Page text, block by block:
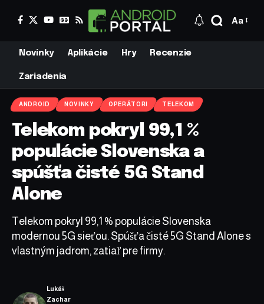
Aa
Novinky Aplikácie Hry Recenzie
Zariadenia
ANDROID NOVINKY OPERÁTORI TELEKOM
Telekom pokryl 99,1 %
populácie Slovenska a
spúšťa čisté 5G Stand
Alone
Telekom pokryl 99,1 % populácie Slovenska
modernou 5G sieťou. Spúšťa čisté 5G Stand Alone s
vlastným jadrom, zatiaľ pre firmy.
Lukáš
Zachar